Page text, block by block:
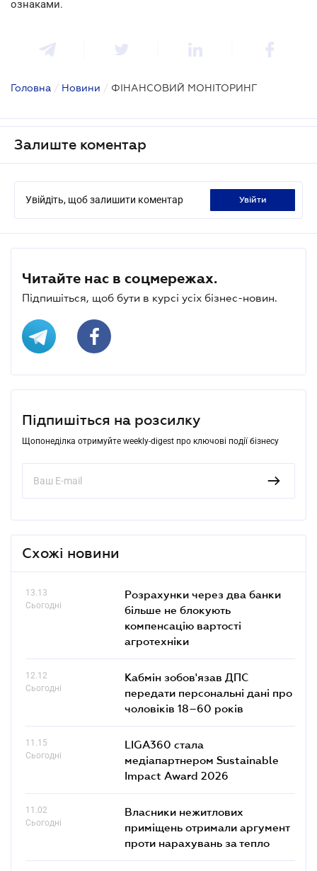
ознаками.
Головна / Новини / ФІНАНСОВИЙ МОНІТОРИНГ
Залиште коментар
Увійдіть, щоб залишити коментар увійти
Читайте нас в соцмережах.
Підпишіться, щоб бути в курсі усіх бізнес-новин.
Підпишіться на розсилку
Щопонеділка отримуйте weekly-digest про ключові події бізнесу
Схожі новини
13.13
Сьогодні
Розрахунки через два банки
більше не блокують
компенсацію вартості
агротехніки
12.12
Сьогодні
Кабмін зобов'язав ДПС
передати персональні дані про
чоловіків 18–60 років
11.15
Сьогодні
LIGA360 стала
медіапартнером Sustainable
Impact Award 2026
11.02
Сьогодні
Власники нежитлових
приміщень отримали аргумент
проти нарахувань за тепло